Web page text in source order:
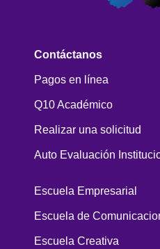
Contáctanos
Pagos en línea
Q10 Académico
Realizar una solicitud
Auto Evaluación
Escuela Empresarial
Escuela de
Escuela Creativa